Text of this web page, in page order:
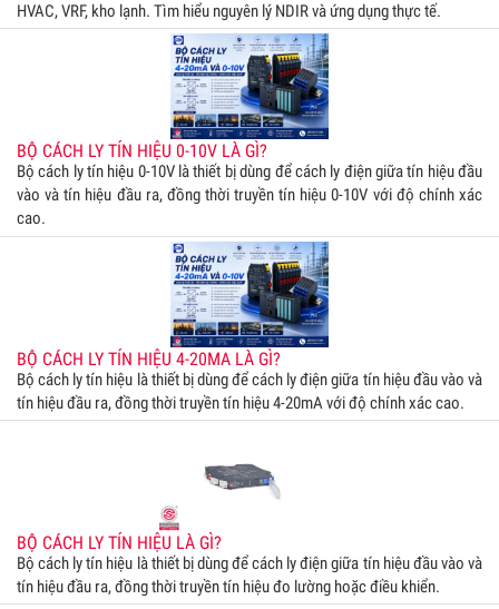
HVAC, VRF, kho lạnh. Tìm hiểu nguyên lý NDIR và ứng dụng thực tế.
BỘ CÁCH LY TÍN HIỆU 0-10V LÀ GÌ?
Bộ cách ly tín hiệu 0-10V là thiết bị dùng để cách ly điện giữa tín hiệu đầu
vào và tín hiệu đầu ra, đồng thời truyền tín hiệu 0-10V với độ chính xác
cao.
BỘ CÁCH LY TÍN HIỆU 4-20MA LÀ GÌ?
Bộ cách ly tín hiệu là thiết bị dùng để cách ly điện giữa tín hiệu đầu vào và
tín hiệu đầu ra, đồng thời truyền tín hiệu 4-20mA với độ chính xác cao.
BỘ CÁCH LY TÍN HIỆU LÀ GÌ?
Bộ cách ly tín hiệu là thiết bị dùng để cách ly điện giữa tín hiệu đầu vào và
tín hiệu đầu ra, đồng thời truyền tín hiệu đo lường hoặc điều khiển.